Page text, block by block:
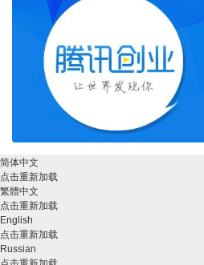
简体中文
点击重新加载
繁體中文
点击重新加载
English
点击重新加载
Russian